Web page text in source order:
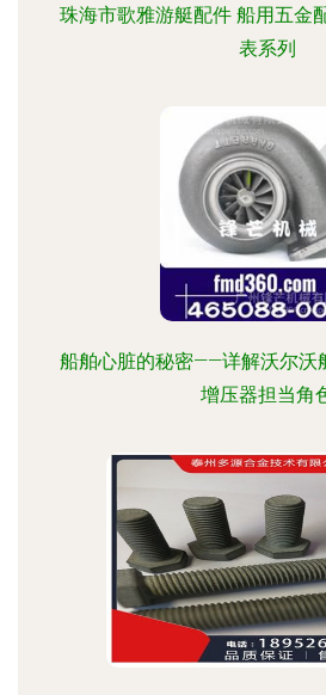
珠海市歌雅游艇配件 船用五金
表系列
船舶心脏的秘密——详解沃尔沃
增压器担当角